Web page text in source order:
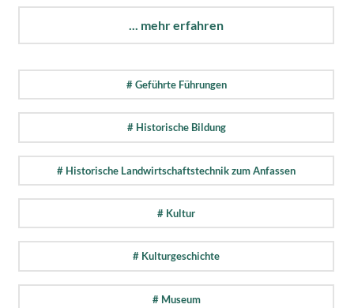
... mehr erfahren
# Geführte Führungen
# Historische Bildung
# Historische Landwirtschaftstechnik zum Anfassen
# Kultur
# Kulturgeschichte
# Museum